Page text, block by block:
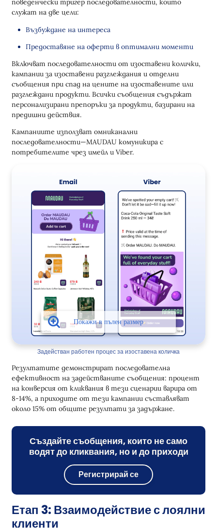
служат на две цели:
Възбуждане на интереса
Предоставяне на оферти в оптимални моменти
Включват последователности от изоставени колички,
кампании за изоставени разглеждания и отделни
съобщения при спад на цените на изоставените или
разглеждани продукти. Всички съобщения съдържат
персонализирани препоръки за продукти, базирани на
предишни действия.
Кампаниите използват омниканални
последователности—MAUDAU комуникира с
потребителите чрез имейл и Viber.
Задействан работен процес за изоставена количка
Резултатите демонстрират последователна
ефективност на задействаните съобщения: процент
на конверсия от кликвания в тези сценарии варира от
8-14%, а приходите от тези кампании съставляват
около 15% от общите резултати за задържане.
Създайте съобщения, които не само
водят до кликвания, но и до приходи
Регистрирай се
Етап 3: Взаимодействие с лоялни
клиенти